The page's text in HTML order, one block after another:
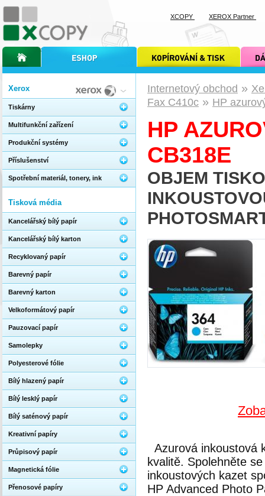
Internetový obchod »
Fax C410c » HP
HP
CB318E
OBJEM
Azurová inkoustová
kvalitě. Spolehněte
inkoustových kazet
HP Advanced Photo
Xerox
Tiskárny
Multifunkční zařízení
Produkční systémy
Příslušenství
Spotřební materiál, tonery, ink
Tisková média
Kancelářský bílý papír
Kancelářský bílý karton
Recyklovaný papír
Barevný papír
Barevný karton
Velkoformátový papír
Pauzovací papír
Samolepky
Polyesterové fólie
Bílý hlazený papír
Bílý lesklý papír
Bílý saténový papír
Kreativní papíry
Průpisový papír
Magnetická fólie
Přenosové papíry
úvodní stránka xcopyinternetový obchod xcopy kopírování a tisk xcopy dárkové
XCOPY XEROX Partner